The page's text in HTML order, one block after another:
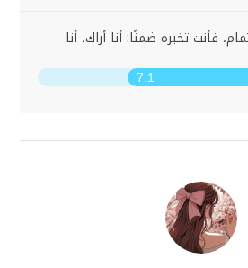
فأنت تخبره ضمنًا: أنا أراك، أنا
7.1